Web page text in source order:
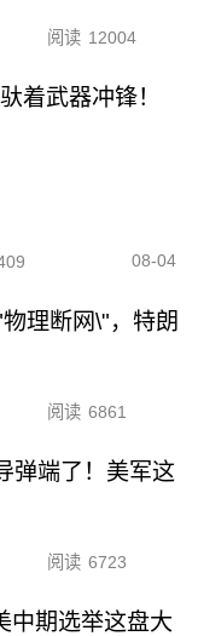
阅读 12004
着武器冲锋！
08-04
理断网\"，特朗
阅读 6861
弹端了！美军这
阅读 6723
中期选举这盘大